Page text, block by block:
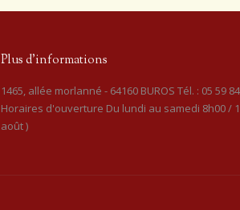
Plus d’informations
1465, allée morlanné - 64160 BUROS Tél. : 05 59
Horaires d'ouverture Du lundi au samedi 8h00 /
août )